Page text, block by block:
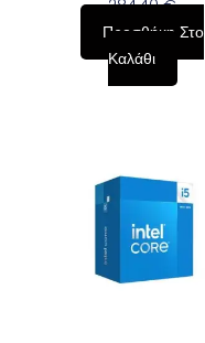
284,40€
Προσθήκη Στο
Καλάθι